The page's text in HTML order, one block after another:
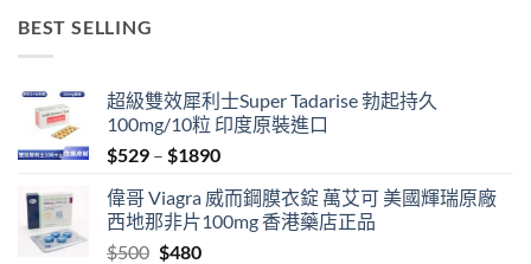
BEST SELLING
超級雙效犀利士Super Tadarise 勃起持久
100mg/10粒 印度原裝進口
$529 – $1890Price
$529
through
偉哥 Viagra 威而鋼膜衣錠 萬艾可 美國輝瑞原廠
西地那非片100mg 香港藥店正品
$500 Original
$480Current